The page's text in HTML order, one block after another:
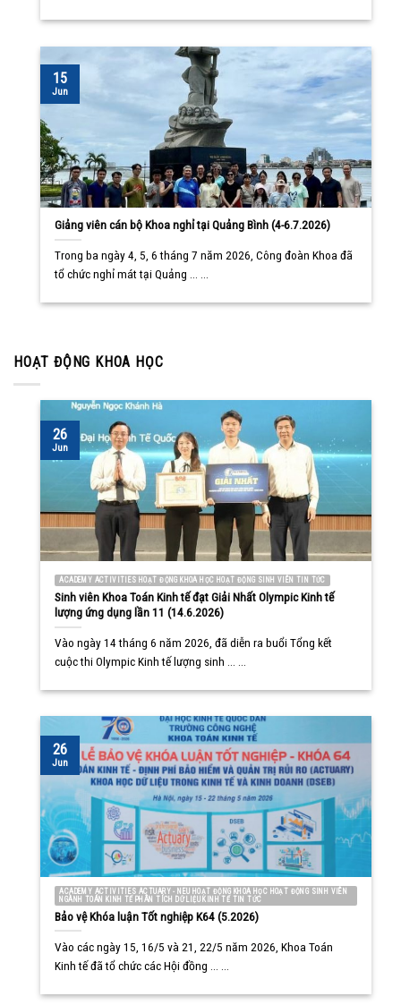
Giảng viên cán bộ Khoa nghỉ tại Quảng Bình (4-6.7.2026)
Trong ba ngày 4, 5, 6 tháng 7 năm 2026, Công đoàn Khoa đã
tổ chức nghỉ mát tại Quảng ... ...
15
Jun
HOẠT ĐỘNG KHOA HỌC
ACADEMY ACTIVITIES HOẠT ĐỘNG KHOA HỌC HOẠT ĐỘNG SINH VIÊN TIN TỨC
Sinh viên Khoa Toán Kinh tế đạt Giải Nhất Olympic Kinh tế
lượng ứng dụng lần 11 (14.6.2026)
Vào ngày 14 tháng 6 năm 2026, đã diễn ra buổi Tổng kết
cuộc thi Olympic Kinh tế lượng sinh ... ...
26
Jun
ACADEMY ACTIVITIES ACTUARY - NEU HOẠT ĐỘNG KHOA HỌC HOẠT ĐỘNG SINH VIÊN
NGÀNH TOÁN KINH TẾ PHÂN TÍCH DỮ LIỆU KINH TẾ TIN TỨC
Bảo vệ Khóa luận Tốt nghiệp K64 (5.2026)
Vào các ngày 15, 16/5 và 21, 22/5 năm 2026, Khoa Toán
Kinh tế đã tổ chức các Hội đồng ... ...
26
Jun